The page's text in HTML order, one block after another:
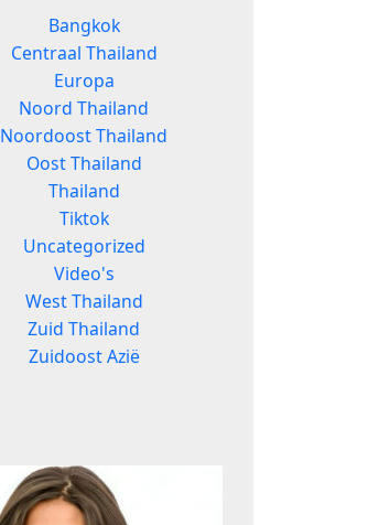
Bangkok
Centraal Thailand
Europa
Noord Thailand
Noordoost Thailand
Oost Thailand
Thailand
Tiktok
Uncategorized
Video's
West Thailand
Zuid Thailand
Zuidoost Azië